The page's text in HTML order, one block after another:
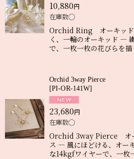
10,880円
在庫数◯
Orchid Ring オーキッド
く、一輪のオーキッド ―
で、一枚一枚の花びらを
Orchid 3way Pierce
[PI-OR-141W]
23,680円
在庫数◯
Orchid 3way Pierce オ
ス ― 風にほどける、オー
な14kgfワイヤーで、一枚